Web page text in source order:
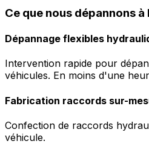
Ce que nous dépannons
Dépannage flexibles
Intervention rapide pour
véhicules. En moins d'une
Fabrication raccords sur-
Confection de raccords
véhicule.